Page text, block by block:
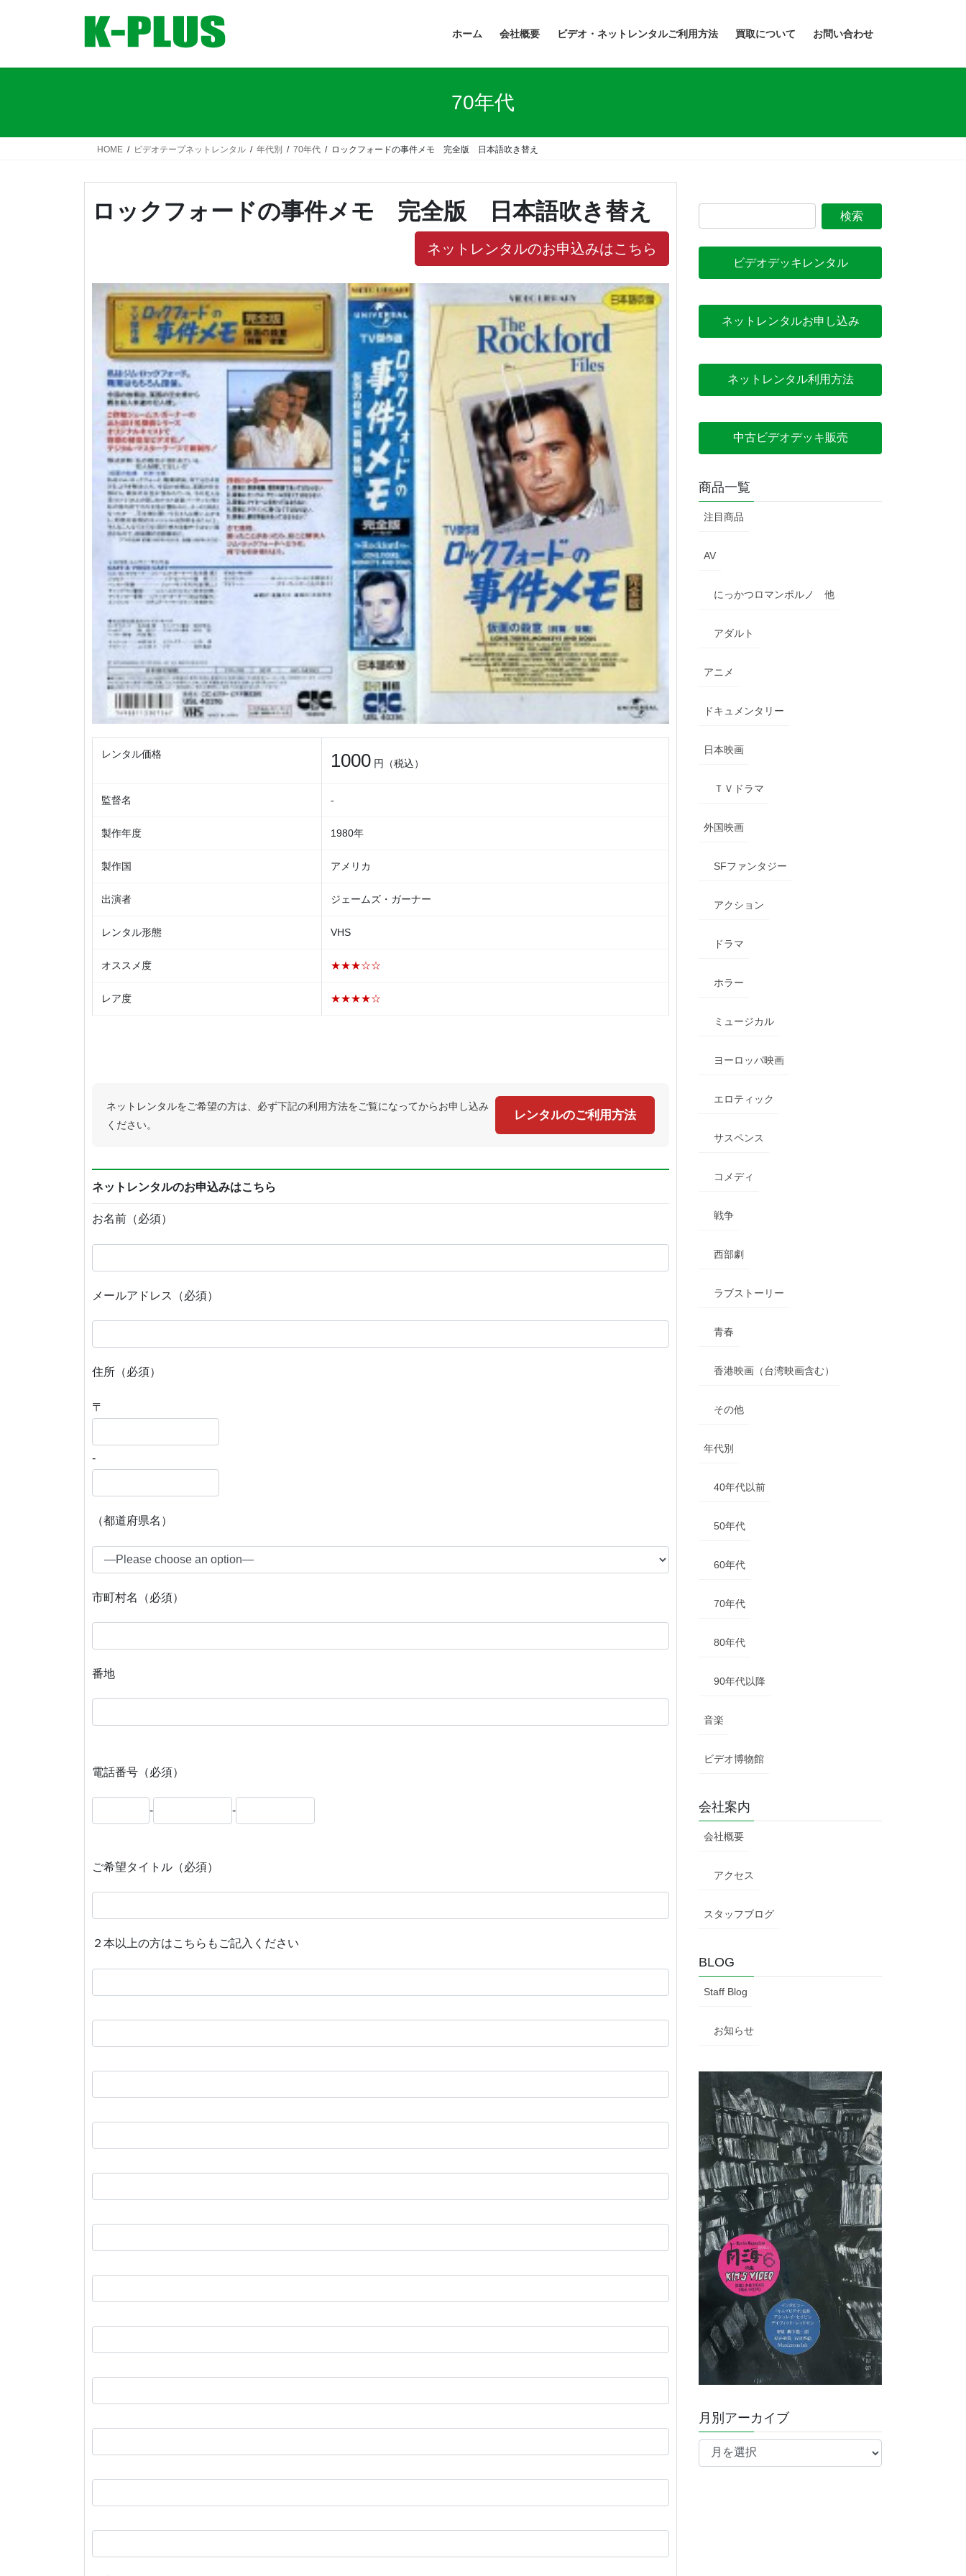
ホーム 会社概要 ビデオ・ネットレンタルご利用方法 買取について お問い合わせ
70年代
HOME ビデオテープネットレンタル 年代別 70年代 ロックフォードの事件メモ 完全版 日本語吹き替え
ロックフォードの事件メモ 完全版 日本語吹き替え
ネットレンタルのお申込みはこちら
レンタル価格 1000 円（税込）
監督名 -
製作年度 1980年
製作国 アメリカ
出演者 ジェームズ・ガーナー
レンタル形態 VHS
オススメ度 ★★★☆☆
レア度 ★★★★☆
ネットレンタルをご希望の方は、必ず下記の利用方法をご覧になってからお申し込み
ください。
レンタルのご利用方法
ネットレンタルのお申込みはこちら
お名前（必須）
メールアドレス（必須）
住所（必須）
〒
-
（都道府県名）
市町村名（必須）
番地
電話番号（必須）
- -
ご希望タイトル（必須）
２本以上の方はこちらもご記入ください
ビデオデッキレンタル
ネットレンタルお申し込み
ネットレンタル利用方法
中古ビデオデッキ販売
商品一覧
注目商品
AV
にっかつロマンポルノ 他
アダルト
アニメ
ドキュメンタリー
日本映画
ＴＶドラマ
外国映画
SFファンタジー
アクション
ドラマ
ホラー
ミュージカル
ヨーロッパ映画
エロティック
サスペンス
コメディ
戦争
西部劇
ラブストーリー
青春
香港映画（台湾映画含む）
その他
年代別
40年代以前
50年代
60年代
70年代
80年代
90年代以降
音楽
ビデオ博物館
会社案内
会社概要
アクセス
スタッフブログ
BLOG
Staff Blog
お知らせ
月別アーカイブ
月